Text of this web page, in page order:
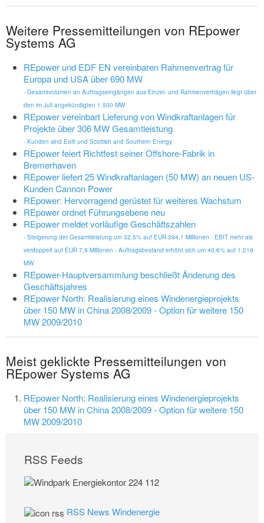
Weitere Pressemitteilungen von REpower
Systems AG
REpower und EDF EN vereinbaren Rahmenvertrag für
Europa und USA über 690 MW
- Gesamtvolumen an Auftragseingängen aus Einzel- und Rahmenverträgen liegt über
den im Juli angekündigten 1.500 MW
REpower vereinbart Lieferung von Windkraftanlagen für
Projekte über 306 MW Gesamtleistung
- Kunden sind Eolfi und Scottish and Southern Energy
REpower feiert Richtfest seiner Offshore-Fabrik in
Bremerhaven
REpower liefert 25 Windkraftanlagen (50 MW) an neuen US-
Kunden Cannon Power
REpower: Hervorragend gerüstet für weiteres Wachstum
REpower ordnet Führungsebene neu
REpower meldet vorläufige Geschäftszahlen
- Steigerung der Gesamtleistung um 32,5% auf EUR 394,1 Millionen - EBIT mehr als
verdoppelt auf EUR 7,9 Millionen - Auftragsbestand erhöht sich um 40,6% auf 1.219
MW
REpower-Hauptversammlung beschließt Änderung des
Geschäftsjahres
REpower North: Realisierung eines Windenergieprojekts
über 150 MW in China 2008/2009 - Option für weitere 150
MW 2009/2010
Meist geklickte Pressemitteilungen von
REpower Systems AG
REpower North: Realisierung eines Windenergieprojekts
über 150 MW in China 2008/2009 - Option für weitere 150
MW 2009/2010
RSS Feeds
RSS News Windenergie